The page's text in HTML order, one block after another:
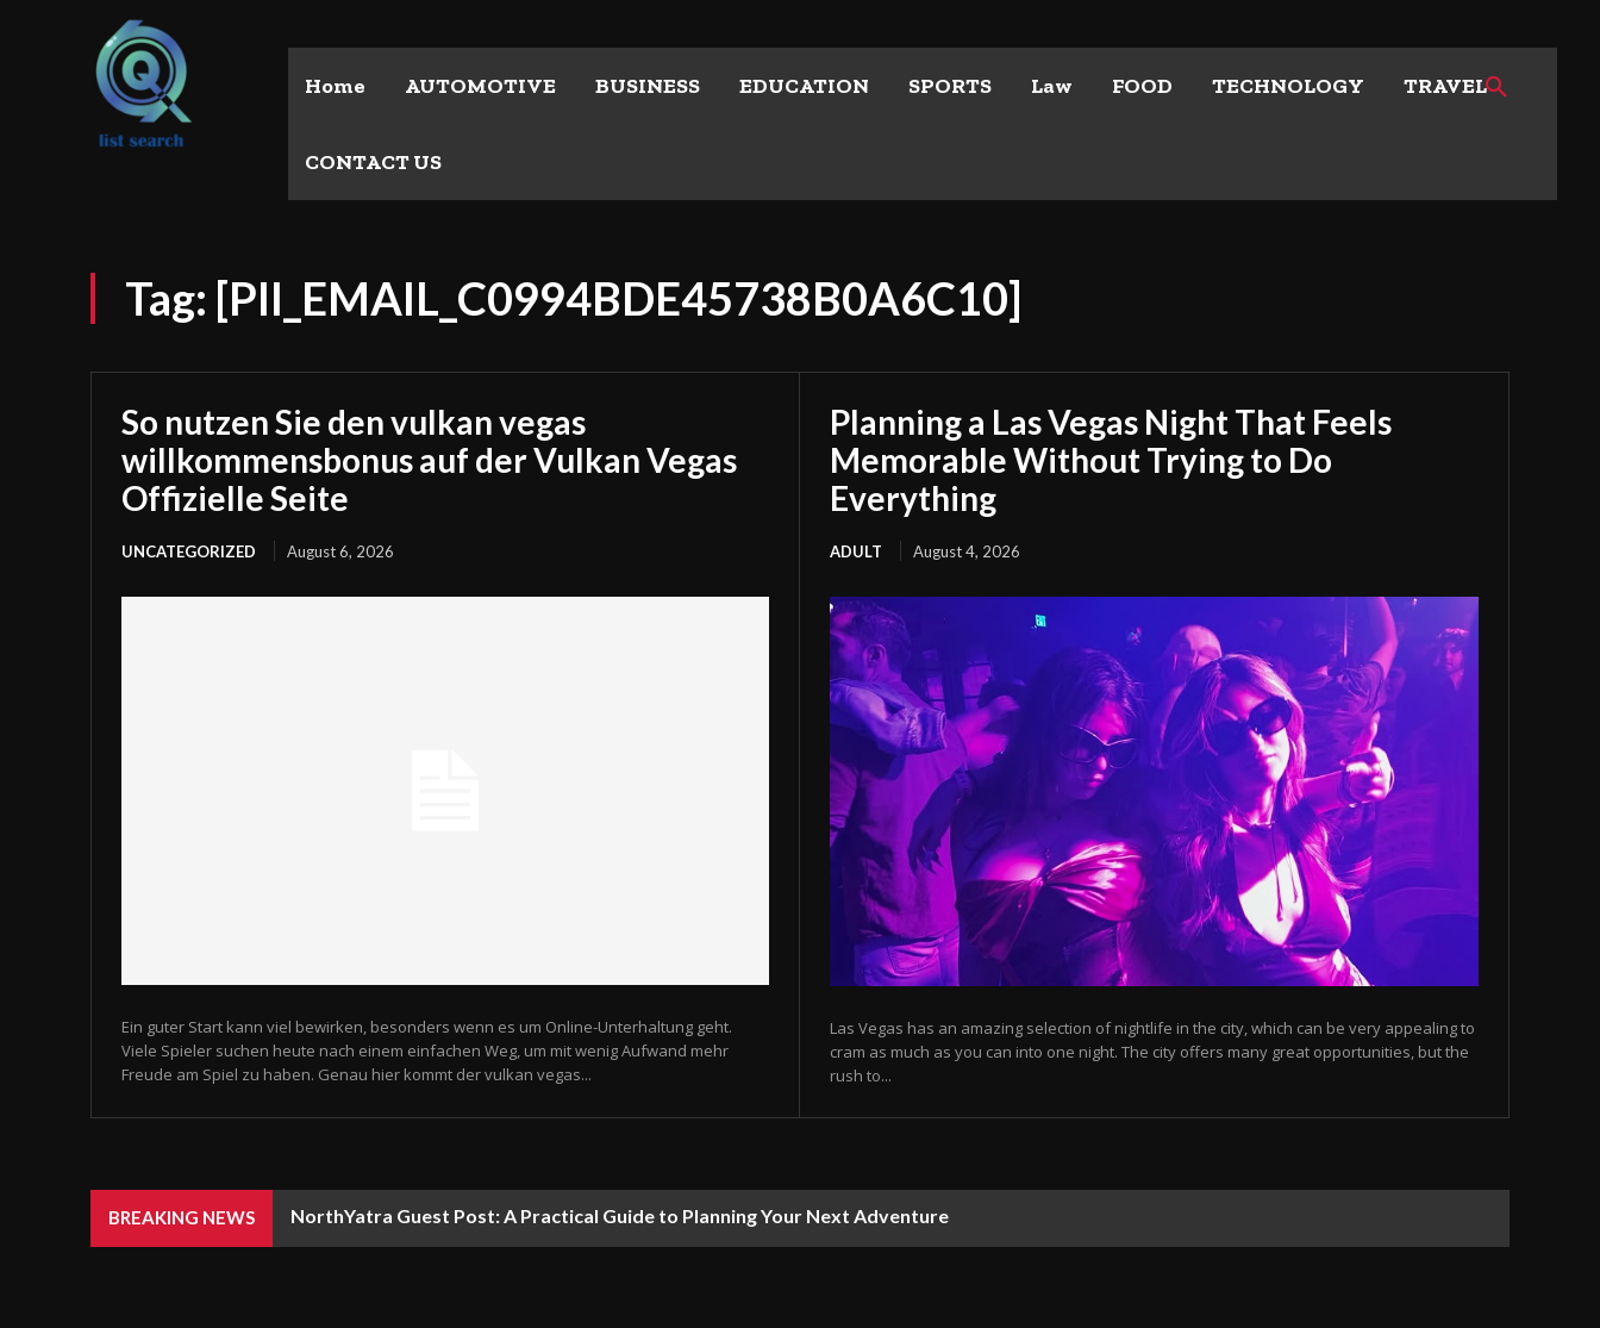
Home AUTOMOTIVE BUSINESS EDUCATION SPORTS Law FOOD TECHNOLOGY TRAVEL
CONTACT US
Tag: [PII_EMAIL_C0994BDE45738B0A6C10]
So nutzen Sie den vulkan vegas
willkommensbonus auf der Vulkan Vegas
Offizielle Seite
UNCATEGORIZED August 6, 2026
Ein guter Start kann viel bewirken, besonders wenn es um Online-Unterhaltung geht.
Viele Spieler suchen heute nach einem einfachen Weg, um mit wenig Aufwand mehr
Freude am Spiel zu haben. Genau hier kommt der vulkan vegas...
Planning a Las Vegas Night That Feels
Memorable Without Trying to Do
Everything
ADULT August 4, 2026
Las Vegas has an amazing selection of nightlife in the city, which can be very appealing to
cram as much as you can into one night. The city offers many great opportunities, but the
rush to...
BREAKING NEWS NorthYatra Guest Post: A Practical Guide to Planning Your Next Adventure